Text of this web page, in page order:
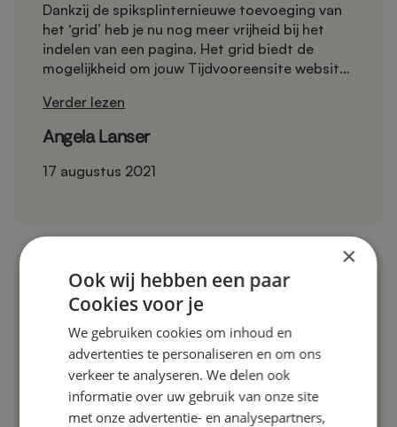
Dankzij de spiksplinternieuwe toevoeging van
het ‘grid’ heb je nu nog meer vrijheid bij het
indelen van een pagina. Het grid biedt de
mogelijkheid om jouw Tijdvooreensite website
management systemen werken al met grid
layouts en nu is deze feature dus ook in Sweet
beschikbaar. In dit artikel leggen we uit hoe je
een grid maakt en wat je er precies mee kunt.
Verder lezen
Angela Lanser
17 augustus 2021
×
Ook wij hebben een paar
Cookies voor je
We gebruiken cookies om inhoud en
advertenties te personaliseren en om ons
verkeer te analyseren. We delen ook
informatie over uw gebruik van onze site
met onze advertentie- en analysepartners,